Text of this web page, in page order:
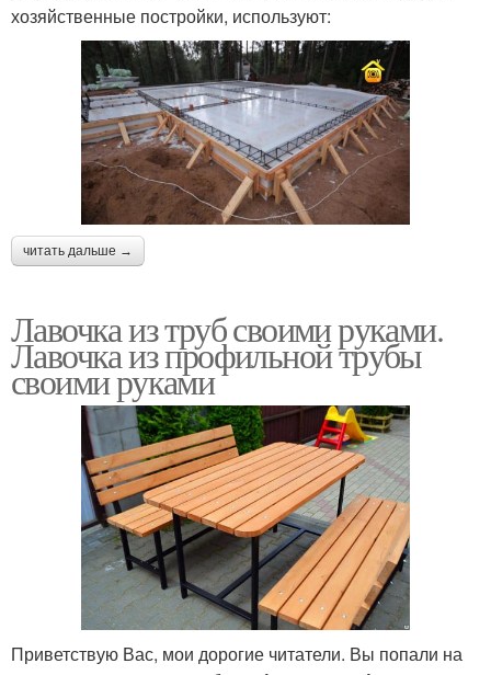
хозяйственные постройки, используют:
читать дальше →
Лавочка из труб своими руками.
Лавочка из профильной трубы
своими руками
Приветствую Вас, мои дорогие читатели. Вы попали на